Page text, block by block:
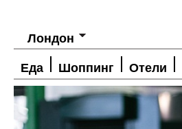
Лондон
Еда Шоппинг Отели